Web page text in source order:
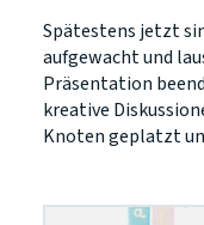
Spätestens jetzt
aufgewacht und
Präsentation
kreative
Knoten geplatzt